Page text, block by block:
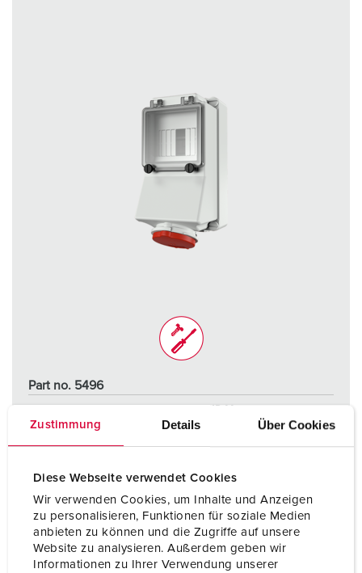
Zustimmung Details Über Cookies
Diese Webseite verwendet Cookies
Wir verwenden Cookies, um Inhalte und Anzeigen
zu personalisieren, Funktionen für soziale Medien
anbieten zu können und die Zugriffe auf unsere
Website zu analysieren. Außerdem geben wir
Informationen zu Ihrer Verwendung unserer
Part no. 5496
Poles 4 p
Voltage 400 V
Connection technology Screw terminals